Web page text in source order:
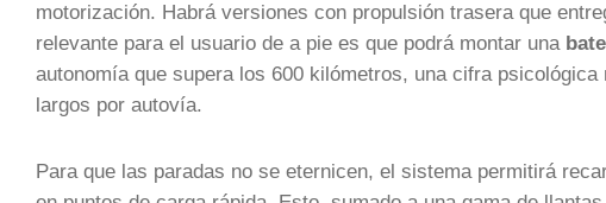
motorización. Habrá versiones con propulsión trasera que
relevante para el usuario de a pie es que podrá montar una
autonomía que supera los 600 kilómetros, una cifra
largos por autovía.
Para que las paradas no se eternicen, el sistema permitirá